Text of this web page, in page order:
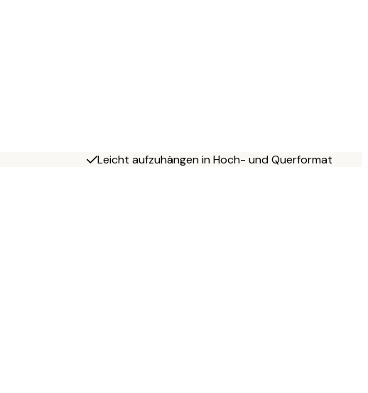
Leicht aufzuhängen in Hoch- und Querformat